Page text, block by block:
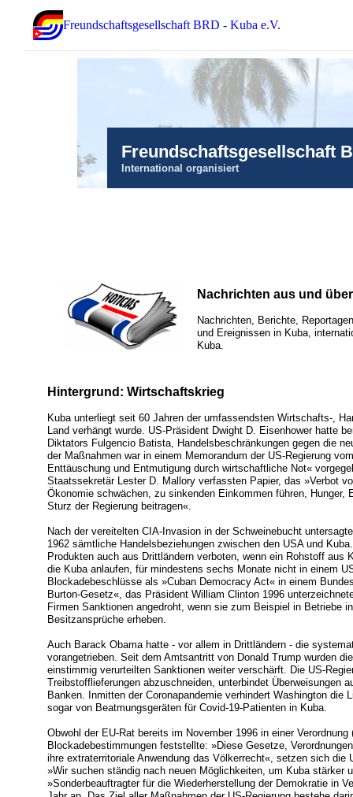
Freundschaftsgesellschaft BRD - Kuba e.V.
Freundschaftsgesellschaft
International organisiert
Nachrichten aus und
Nachrichten, Berichte,
und Ereignissen in Kuba,
Kuba.
Hintergrund: Wirtschaftskrieg
Kuba unterliegt seit 60 Jahren der umfassendsten Wirtschafts-,
Land verhängt wurde. US-Präsident Dwight D. Eisenhower hatte
Diktators Fulgencio Batista, Handelsbeschränkungen gegen die
der Maßnahmen war in einem Memorandum der US-Regierung
Enttäuschung und Entmutigung durch wirtschaftliche Not«
Staatssekretär Lester D. Mallory verfassten Papier, das »Verbot
Ökonomie schwächen, zu sinkenden Einkommen führen, Hunger,
Sturz der Regierung beitragen«.
Nach der vereitelten CIA-Invasion in der Schweinebucht
1962 sämtliche Handelsbeziehungen zwischen den USA und
Produkten auch aus Drittländern verboten, wenn ein Rohstoff
die Kuba anlaufen, für mindestens sechs Monate nicht in einem
Blockadebeschlüsse als »Cuban Democracy Act« in einem
Burton-Gesetz«, das Präsident William Clinton 1996
Firmen Sanktionen angedroht, wenn sie zum Beispiel in Betriebe
Besitzansprüche erheben.
Auch Barack Obama hatte - vor allem in Drittländern - die
vorangetrieben. Seit dem Amtsantritt von Donald Trump wurden
einstimmig verurteilten Sanktionen weiter verschärft. Die US-
Treibstofflieferungen abzuschneiden, unterbindet Überweisungen
Banken. Inmitten der Coronapandemie verhindert Washington die
sogar von Beatmungsgeräten für Covid-19-Patienten in Kuba.
Obwohl der EU-Rat bereits im November 1996 in einer Verordnung
Blockadebestimmungen feststellte: »Diese Gesetze,
ihre extraterritoriale Anwendung das Völkerrecht«, setzen sich die
»Wir suchen ständig nach neuen Möglichkeiten, um Kuba stärker
»Sonderbeauftragter für die Wiederherstellung der Demokratie in